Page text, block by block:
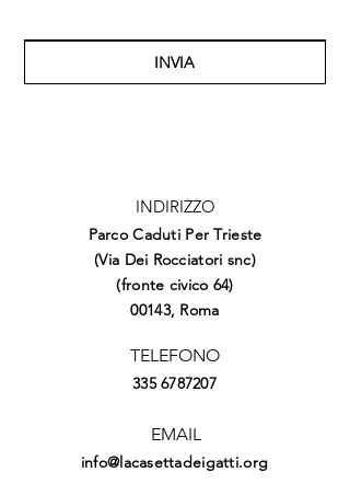
INVIA
INDIRIZZO
Parco Caduti Per Trieste
(Via Dei Rocciatori snc)
(fronte civico 64)
00143, Roma
TELEFONO
335 6787207
EMAIL
info@lacasettadeigatti.org